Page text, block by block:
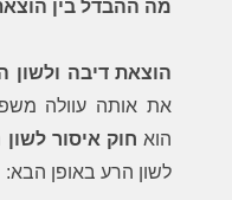
מה ההבדל בין
הוצאת דיבה ולשון
את אותה עוולה
הוא חוק איסור לשון
לשון הרע באופן הבא: